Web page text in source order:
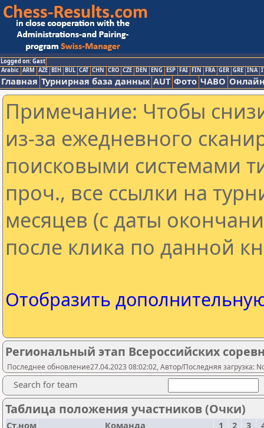
Logged on: Gast
Arabic ARM AZE BIH BUL CAT CHN CRO CZE DEN ENG ESP FAI FIN FRA GER GRE INA
Главная Турнирная база данных AUT Фото ЧАВО
Примечание: Чтобы
из-за ежедневного
поисковыми системами
проч., все ссылки на
месяцев (с даты
после клика по данной
Отобразить
Региональный этап Всероссийских
Последнее обновление27.04.2023 08:02:02, Автор/Последняя загрузка:
Search for team
Таблица положения участников (Очки)
Ст.ном Команда 1 2 3